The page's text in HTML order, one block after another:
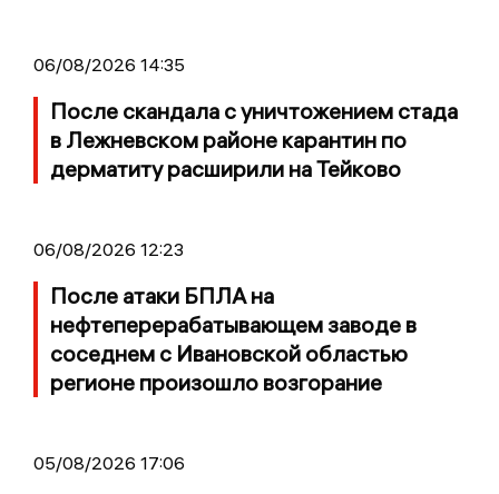
06/08/2026 14:35
После скандала с уничтожением стада
в Лежневском районе карантин по
дерматиту расширили на Тейково
06/08/2026 12:23
После атаки БПЛА на
нефтеперерабатывающем заводе в
соседнем с Ивановской областью
регионе произошло возгорание
05/08/2026 17:06